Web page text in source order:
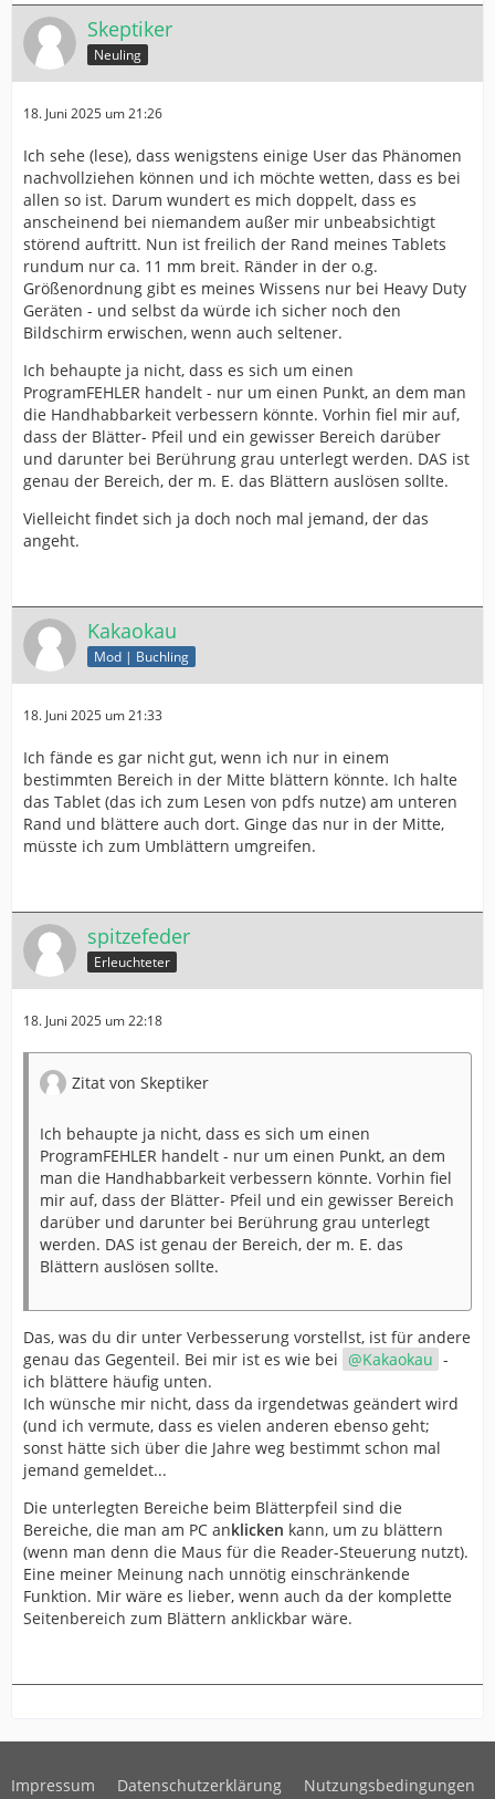
Skeptiker
Neuling
18. Juni 2025 um 21:26
Ich sehe (lese), dass wenigstens einige User das Phänomen
nachvollziehen können und ich möchte wetten, dass es bei
allen so ist. Darum wundert es mich doppelt, dass es
anscheinend bei niemandem außer mir unbeabsichtigt
störend auftritt. Nun ist freilich der Rand meines Tablets
rundum nur ca. 11 mm breit. Ränder in der o.g.
Größenordnung gibt es meines Wissens nur bei Heavy Duty
Geräten - und selbst da würde ich sicher noch den
Bildschirm erwischen, wenn auch seltener.
Ich behaupte ja nicht, dass es sich um einen
ProgramFEHLER handelt - nur um einen Punkt, an dem man
die Handhabbarkeit verbessern könnte. Vorhin fiel mir auf,
dass der Blätter- Pfeil und ein gewisser Bereich darüber
und darunter bei Berührung grau unterlegt werden. DAS ist
genau der Bereich, der m. E. das Blättern auslösen sollte.
Vielleicht findet sich ja doch noch mal jemand, der das
angeht.
Kakaokau
Mod | Buchling
18. Juni 2025 um 21:33
Ich fände es gar nicht gut, wenn ich nur in einem
bestimmten Bereich in der Mitte blättern könnte. Ich halte
das Tablet (das ich zum Lesen von pdfs nutze) am unteren
Rand und blättere auch dort. Ginge das nur in der Mitte,
müsste ich zum Umblättern umgreifen.
spitzefeder
Erleuchteter
18. Juni 2025 um 22:18
Zitat von Skeptiker
Ich behaupte ja nicht, dass es sich um einen
ProgramFEHLER handelt - nur um einen Punkt, an dem
man die Handhabbarkeit verbessern könnte. Vorhin fiel
mir auf, dass der Blätter- Pfeil und ein gewisser Bereich
darüber und darunter bei Berührung grau unterlegt
werden. DAS ist genau der Bereich, der m. E. das
Blättern auslösen sollte.
Das, was du dir unter Verbesserung vorstellst, ist für andere
genau das Gegenteil. Bei mir ist es wie bei
Kakaokau -
ich blättere häufig unten.
Ich wünsche mir nicht, dass da irgendetwas geändert wird
(und ich vermute, dass es vielen anderen ebenso geht;
sonst hätte sich über die Jahre weg bestimmt schon mal
jemand gemeldet...
Die unterlegten Bereiche beim Blätterpfeil sind die
Bereiche, die man am PC anklicken kann, um zu blättern
(wenn man denn die Maus für die Reader-Steuerung nutzt).
Eine meiner Meinung nach unnötig einschränkende
Funktion. Mir wäre es lieber, wenn auch da der komplette
Seitenbereich zum Blättern anklickbar wäre.
Impressum Datenschutzerklärung Nutzungsbedingungen